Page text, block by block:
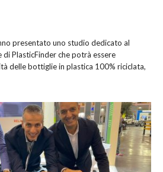
presentato uno studio dedicato al
PlasticFinder che potrà essere
delle bottiglie in plastica 100% riciclata,